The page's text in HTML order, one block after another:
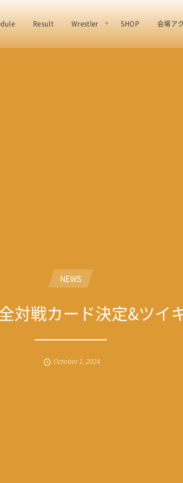
Result Wrestler SHOP 会場ア
NEWS
対戦カード決定&ツイ
October1,2024